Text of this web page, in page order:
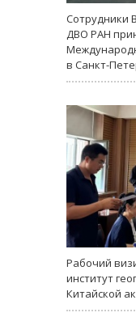
Сотрудники
ДВО РАН
в Санкт-
Рабочий
институт
Китайской